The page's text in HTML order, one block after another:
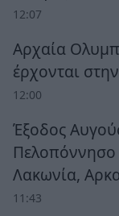
12:07
Αρχαία
έρχονται
12:00
Έξοδος
Πελοπόννησο
Λακωνία,
11:43